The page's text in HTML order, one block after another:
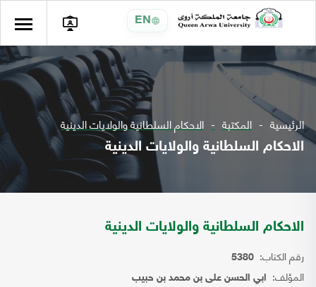
EN
الرئيسية المكتبة الاحكام السلطانية والولايات الدينية
الاحكام السلطانية والولايات الدينية
الاحكام السلطانية والولايات الدينية
رقم الكتاب: 5380
المؤلف: ابي الحسن على بن محمد بن حبيب